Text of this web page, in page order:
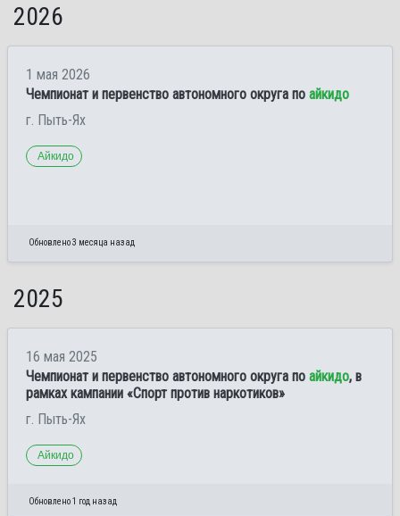
2026
1 мая 2026
Чемпионат и первенство автономного округа по айкидо
г. Пыть-Ях
Айкидо
Обновлено 3 месяца назад
2025
16 мая 2025
Чемпионат и первенство автономного округа по айкидо, в
рамках кампании «Спорт против наркотиков»
г. Пыть-Ях
Айкидо
Обновлено 1 год назад